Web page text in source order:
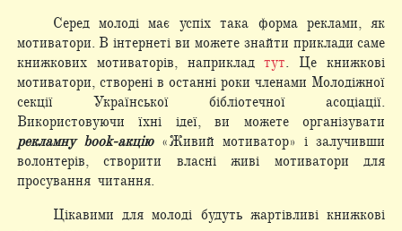
Серед молоді має успіх така форма реклами, як
мотиватори. В інтернеті ви можете знайти приклади саме
книжкових мотиваторів, наприкладтут. Це книжкові
мотиватори, створені в останні роки членами Молодіжної
секції Української бібліотечної асоціації.
Використовуючи їхні ідеї, ви можете організувати
рекламну book-акцію«Живий мотиватор» і залучивши
волонтерів, створити власні живі мотиватори для
просування читання.
Цікавими для молоді будуть жартівливі книжкові